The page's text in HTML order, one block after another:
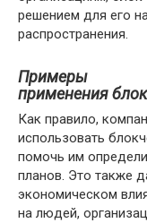
решением для его
распространения.
Примеры
применения
Как правило,
использовать
помочь им
планов. Это также
экономическом
на людей,